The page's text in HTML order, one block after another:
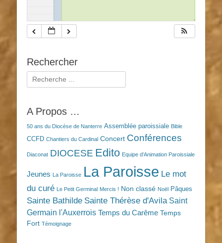
◢◢
Rechercher
Rechercher :
A Propos …
50 ans du Diocèse de Nanterre Assemblée paroissiale Bible
CCFD Chantiers du Cardinal Concert Conférences
Diaconat DIOCESE Edito Equipe d'Animation Paroissiale
Jeunes La Paroisse La Paroisse Le mot
du curé Le Petit Germinal Mercis ! Non classé Noël Pâques
Sainte Bathilde Sainte Thérèse d'Avila Saint
Germain l'Auxerrois Temps du Carême Temps
Fort Témoignage